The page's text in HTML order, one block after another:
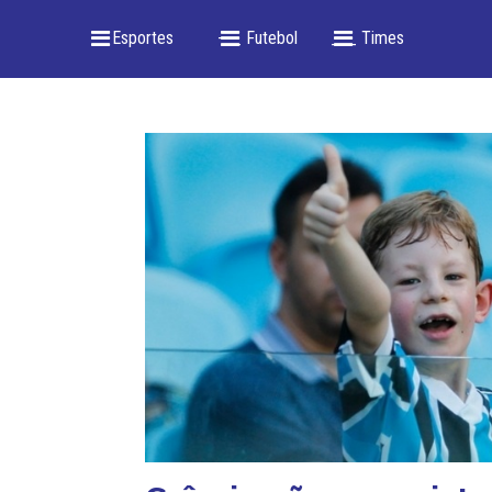
_ Esportes -- _ Futebol ___ Times